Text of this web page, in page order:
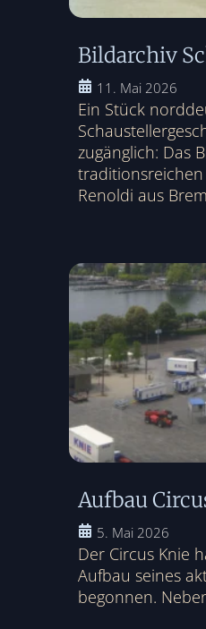
Bildarchiv
11. Mai 2026
Ein Stück
zugänglich: Das
Renoldi aus
Aufbau
5. Mai 2026
Der Circus Knie
Aufbau seines
begonnen.